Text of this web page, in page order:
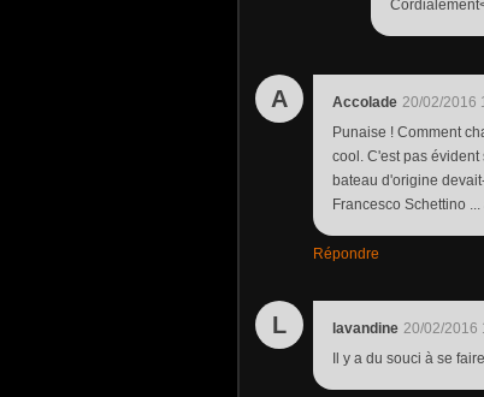
A Accolade 20/02/2016
Punaise ! Comment
cool. C'est pas
bateau d'origine
Francesco Schettino
Répondre
L lavandine 20/02/2016
Il y a du souci à se